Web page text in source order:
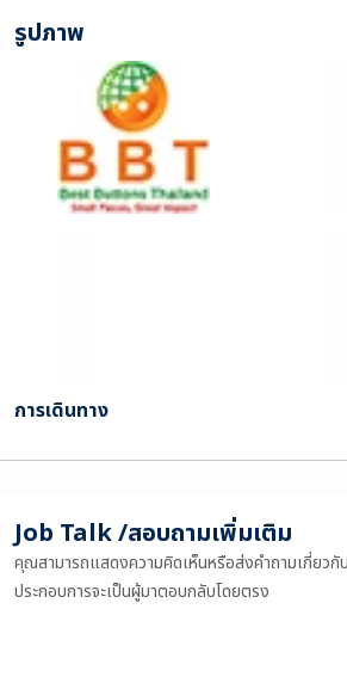
รูปภาพ
การเดินทาง
Job Talk /สอบถามเพิ่มเติม
คุณสามารถแสดงความคิดเห็นหรือส่งคำถามเกี่ยว
ประกอบการจะเป็นผู้มาตอบกลับโดยตรง